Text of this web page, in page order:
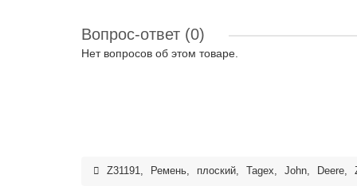
Вопрос-ответ (0)
Нет вопросов об этом товаре.
Z31191, Ремень, плоский, Tagex, John, Deere,